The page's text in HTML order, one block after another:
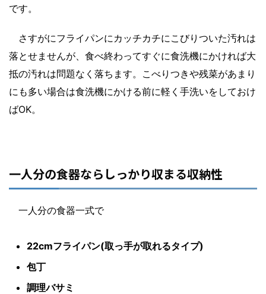
です。
さすがにフライパンにカッチカチにこびりついた汚れは
落とせませんが、食べ終わってすぐに食洗機にかければ大
抵の汚れは問題なく落ちます。こべりつきや残菜があまり
にも多い場合は食洗機にかける前に軽く手洗いをしておけ
ばOK。
一人分の食器ならしっかり収まる収納性
一人分の食器一式で
22cmフライパン(取っ手が取れるタイプ)
包丁
調理バサミ